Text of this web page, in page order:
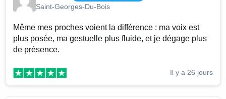
Saint-Georges-Du-Bois
Même mes proches voient la différence : ma voix est
plus posée, ma gestuelle plus fluide, et je dégage plus
de présence.
Il y a 26 jours